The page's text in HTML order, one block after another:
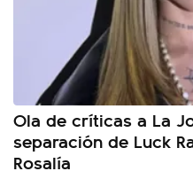
Ola de críticas a La
separación de Luck
Rosalía